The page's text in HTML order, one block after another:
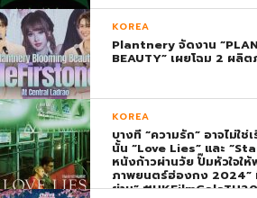
KOREA
Plantnery จัดงาน
BEAUTY” เผยโฉม 2 ผลิ
KOREA
บางที “ความรัก” อาจไม่ใช่
นั้น “Love Lies” และ
หนังก้าวผ่านวัย ปั๊มหัวใจให้
ภาพยนตร์ฮ่องกง 2024”
ย่าน”